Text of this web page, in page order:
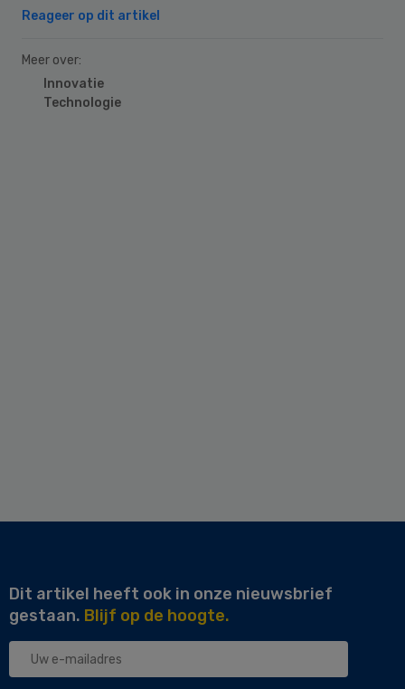
Reageer op dit artikel
Meer over:
Innovatie
Technologie
Dit artikel heeft ook in onze nieuwsbrief
gestaan. Blijf op de hoogte.
Uw